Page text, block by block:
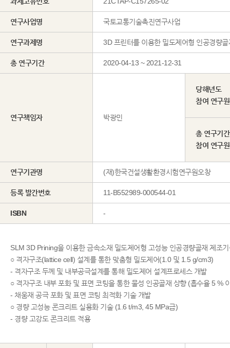
연구사업명 국토교통기술촉진연구사업
연구과제명 3D 프린터를 이용한 밀도제어형 인공경량
총 연구기간 2020-04-13 ~ 2021-12-31
연구책임자 박광민
당해년도
참여 연구
총 연구기간
참여 연구
연구기관명 (재)한국건설생활환경시험연구원오창
등록 발간번호 11-B552989-000544-01
ISBN -
SLM 3D Prining을 이용한 금속소재 밀도제어형 고성능 인공경량골재 제조
○ 격자구조(lattice cell) 설계를 통한 맞춤형 밀도제어(1.0 및 1.5 g/cm3)
- 격자구조 두께 및 내부공극설계를 통해 밀도제어 설계프로세스 개발
○ 격자구조 내부 포화 및 표면 코팅을 통한 물성 인공골재 상향 (흡수율 5 %
- 채움재 공극 포화 및 표면 코팅 최적화 기술 개발
○ 경량 고성능 콘크리트 실용화 기술 (1.6 t/m3, 45 MPa급)
- 경량 고강도 콘크리트 적용